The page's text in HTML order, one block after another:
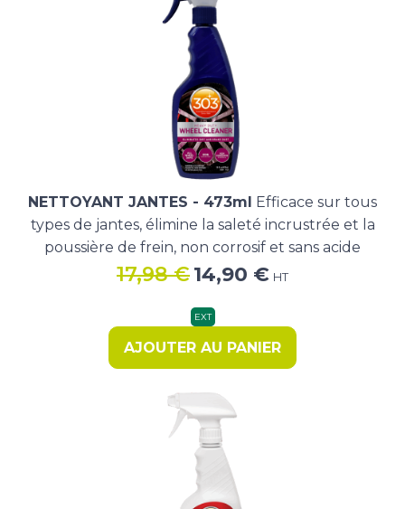
NETTOYANT JANTES - 473ml Efficace sur tous
types de jantes, élimine la saleté incrustrée et la
poussière de frein, non corrosif et sans acide
17,98€ Le
initial
14,90 €Le
est :
14,90 €.
HT
EXT
AJOUTER AU PANIER